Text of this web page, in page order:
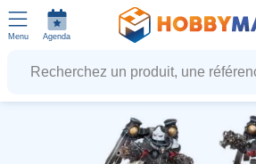
Menu Agenda
Recherchez un produit, une référence...